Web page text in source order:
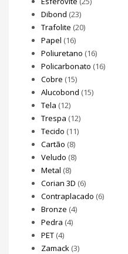
Dibond (23)
Trafolite (20)
Papel (16)
Poliuretano (16)
Policarbonato (16)
Cobre (15)
Alucobond (15)
Tela (12)
Trespa (12)
Tecido (11)
Cartão (8)
Veludo (8)
Metal (8)
Corian 3D (6)
Contraplacado (6)
Bronze (4)
Pedra (4)
PET (4)
Zamack (3)